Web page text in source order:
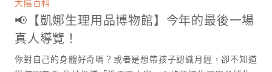
📢【凱娜生理用品博物館】今年的最後一場
真人導覽！
你對自己的身體好奇嗎？或者是想帶孩子認識月經，卻不知道